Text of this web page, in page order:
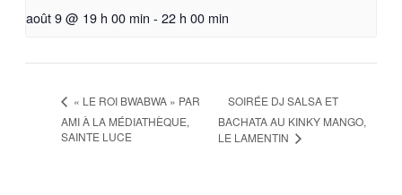
août 9 @ 19 h 00 min - 22 h 00 min
« LE ROI BWABWA » PAR
AMI À LA MÉDIATHÈQUE,
SAINTE LUCE
SOIRÉE DJ SALSA ET
BACHATA AU KINKY MANGO,
LE LAMENTIN